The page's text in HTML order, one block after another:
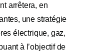
arrêtera, en
une stratégie
électrique, gaz,
à l’objectif de